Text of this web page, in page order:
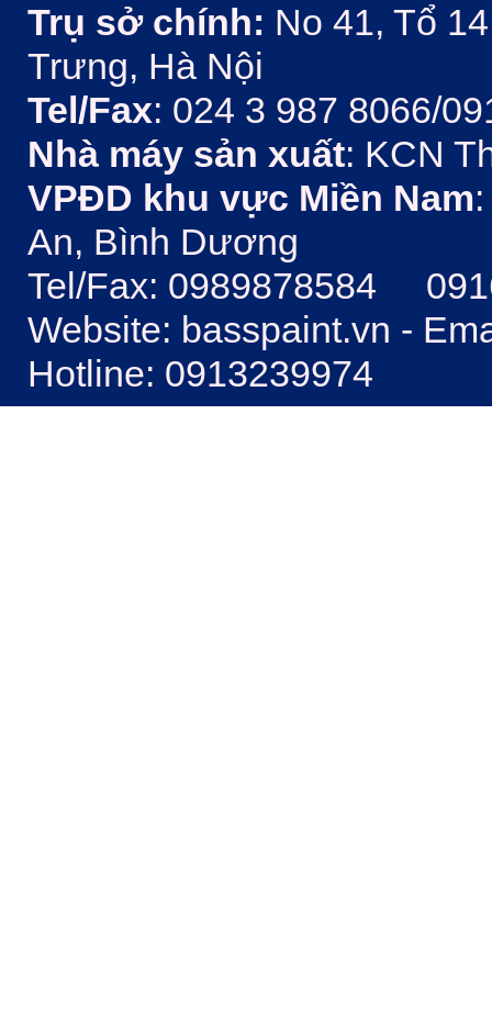
Trụ sở chính: No 41, Tổ
Trưng, Hà Nội
Tel/Fax: 024 3 987 8066/
Nhà máy sản xuất: KCN
VPĐD khu vực Miền Nam
An, Bình Dương
Tel/Fax: 0989878584
Website: basspaint.vn -
Hotline: 0913239974